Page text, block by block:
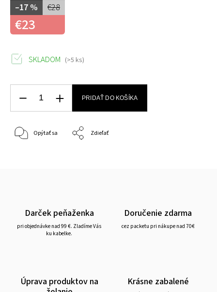
€28
–17 %
€23
SKLADOM (>5 ks)
PRIDAŤ DO KOŠÍKA
Opýtať sa Zdieľať
Darček peňaženka
pri objednávke nad 99 €. Zladíme Vás
ku kabelke.
Doručenie zdarma
cez packetu pri nákupe nad 70€
Úprava produktov na
Krásne zabalené